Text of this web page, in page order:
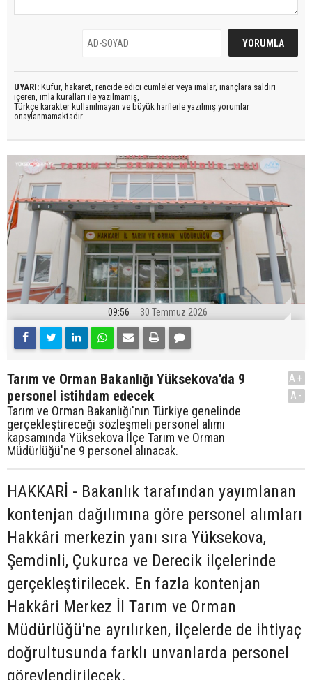
UYARI: Küfür, hakaret, rencide edici cümleler veya imalar, inançlara saldırı
içeren, imla kuralları ile yazılmamış,
Türkçe karakter kullanılmayan ve büyük harflerle yazılmış yorumlar
onaylanmamaktadır.
09:56 30 Temmuz 2026
Tarım ve Orman Bakanlığı Yüksekova'da 9
personel istihdam edecek
Tarım ve Orman Bakanlığı'nın Türkiye genelinde
gerçekleştireceği sözleşmeli personel alımı
kapsamında Yüksekova İlçe Tarım ve Orman
Müdürlüğü'ne 9 personel alınacak.
A+
A-
HAKKARİ - Bakanlık tarafından yayımlanan
kontenjan dağılımına göre personel alımları
Hakkâri merkezin yanı sıra Yüksekova,
Şemdinli, Çukurca ve Derecik ilçelerinde
gerçekleştirilecek. En fazla kontenjan
Hakkâri Merkez İl Tarım ve Orman
Müdürlüğü'ne ayrılırken, ilçelerde de ihtiyaç
doğrultusunda farklı unvanlarda personel
görevlendirilecek.